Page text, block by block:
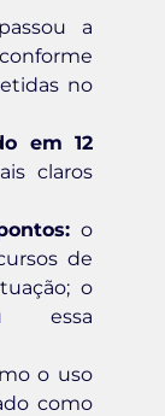
a
no
em 12
claros
o
de
o
essa
o uso
como